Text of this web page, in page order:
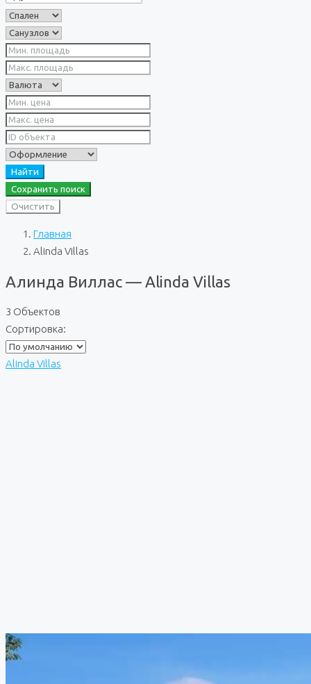
Найти
Сохранить поиск
Очистить
Главная
Alinda Villas
Алинда Виллас — Alinda Villas
3 Объектов
Сортировка:
Alinda Villas